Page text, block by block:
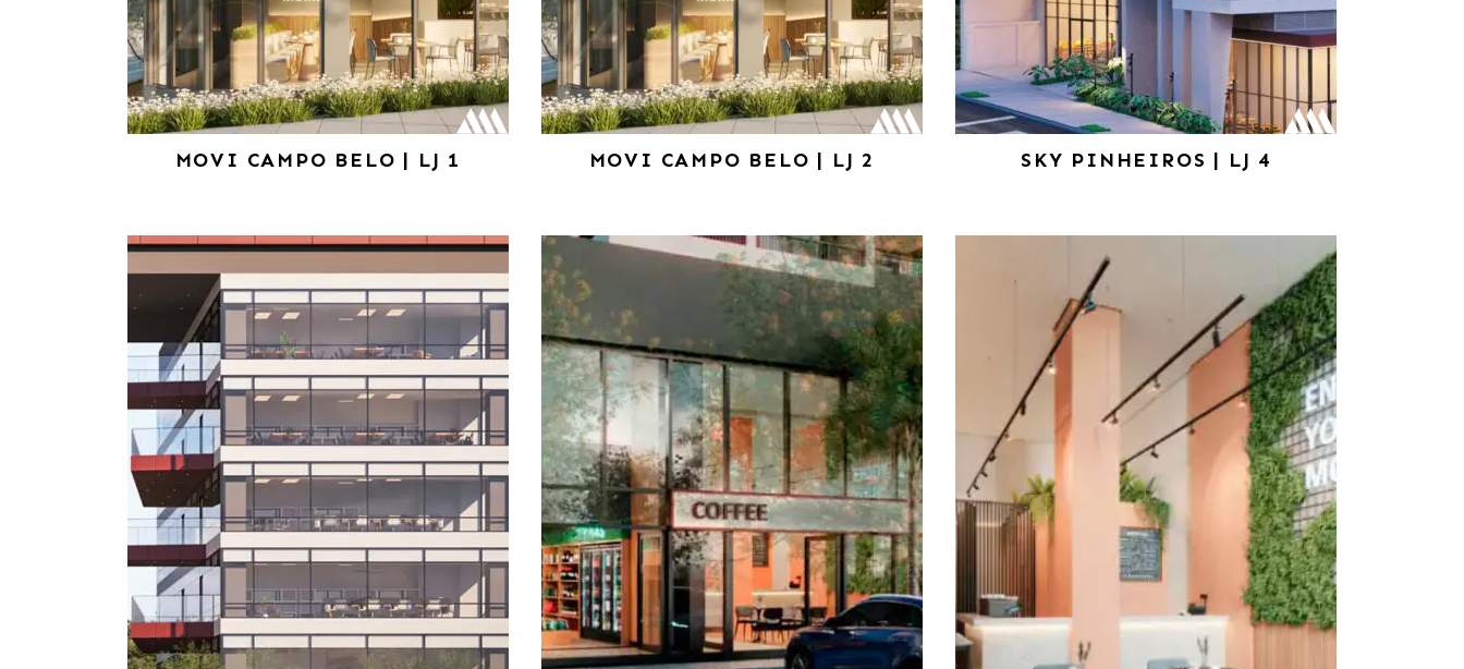
MOVI CAMPO BELO | LJ 1 MOVI CAMPO BELO | LJ 2 SKY PINHEIROS | LJ 4